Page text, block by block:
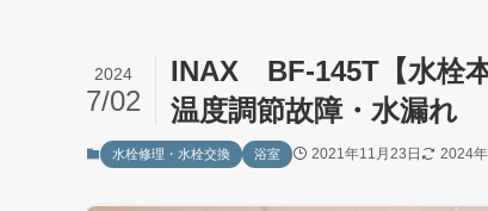
INAX BF-145T【水栓
温度調節故障・水漏れ
2024
7/02
水栓修理・水栓交換 浴室 2021年11月23日 2024